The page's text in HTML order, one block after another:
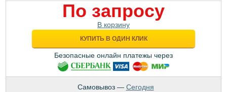
По запросу
В корзину
КУПИТЬ В ОДИН КЛИК
Безопасные онлайн платежы через
Самовывоз — Сегодня